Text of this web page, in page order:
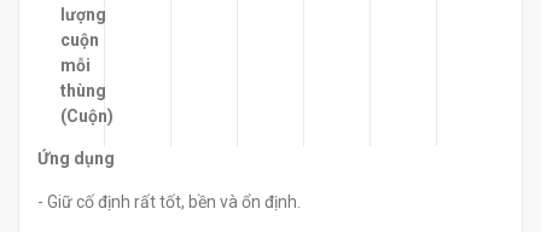
lượng
cuộn
mỗi
thùng
(Cuộn)
Ứng dụng
- Giữ cố định rất tốt, bền và ổn định.